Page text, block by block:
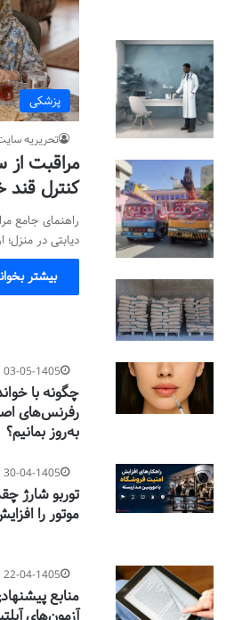
پزشکی
تحریریه
مراقبت از
کنترل قند
راهنمای جامع
دیابتی در منزل؛
بیشتر
03-05-1405
چگونه با
رفرنس‌های
به‌روز بمانیم؟
30-04-1405
توربو شارژ
موتور را
22-04-1405
منابع